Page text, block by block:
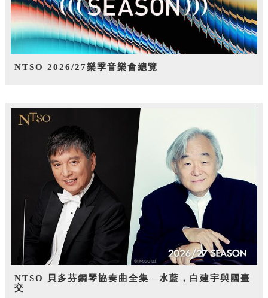
NTSO 2026/27樂季音樂會總覽
NTSO 貝多芬鋼琴協奏曲全集—水藍，白建宇與國臺
交